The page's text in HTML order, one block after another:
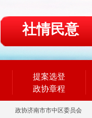
社情民意
提案选登
政协章程
政协济南市市中区委员会